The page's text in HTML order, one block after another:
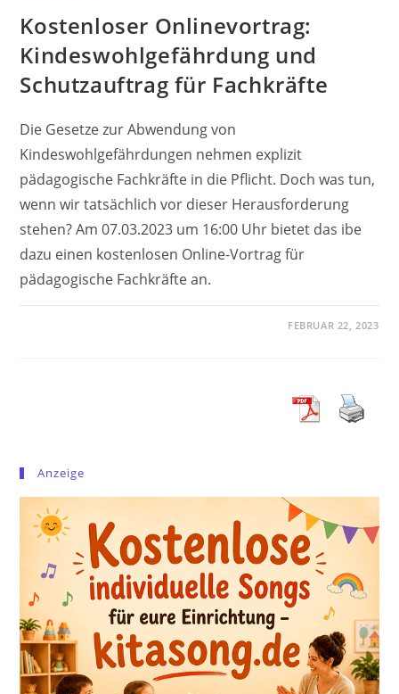
Kostenloser Onlinevortrag:
Kindeswohlgefährdung und
Schutzauftrag für Fachkräfte
Die Gesetze zur Abwendung von
Kindeswohlgefährdungen nehmen explizit
pädagogische Fachkräfte in die Pflicht. Doch was tun,
wenn wir tatsächlich vor dieser Herausforderung
stehen? Am 07.03.2023 um 16:00 Uhr bietet das ibe
dazu einen kostenlosen Online-Vortrag für
pädagogische Fachkräfte an.
FEBRUAR 22, 2023
Anzeige